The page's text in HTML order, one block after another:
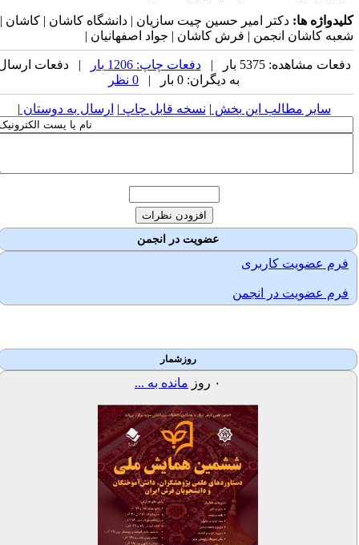
ها:دکتر امیر حسین چیت سازیان | دانشگاه کاشان | کاشان |
کاشان انجمن | فرش کاشان | جواد اصفهانیان |
مشاهده: 5375 بار | دفعات چاپ: 1206 بار
| دفعات ارسال
به دیگران: 0 بار |
سایر مطالب این بخش|نسخه قابل چاپ|ارسال به دوستان|
عضویت در انجمن
فرم عضویت کاربری
فرم عضویت در انجمن
روزشمار
روزمانده به ...